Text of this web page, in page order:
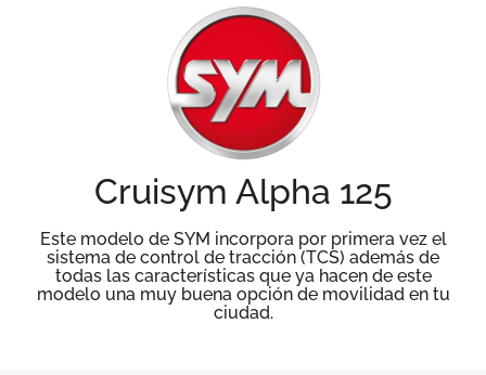
Cruisym Alpha 125
Este modelo de SYM incorpora por primera vez el
sistema de control de tracción (TCS) además de
todas las características que ya hacen de este
modelo una muy buena opción de movilidad en tu
ciudad.